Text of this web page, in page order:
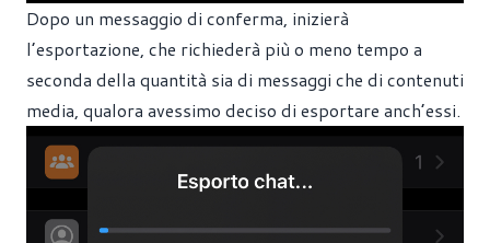
Dopo un messaggio di conferma, inizierà
l’esportazione, che richiederà più o meno tempo a
seconda della quantità sia di messaggi che di contenuti
media, qualora avessimo deciso di esportare anch’essi.